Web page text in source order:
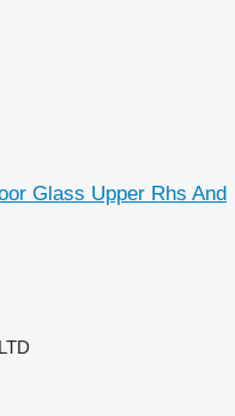
Glass Upper Rhs And